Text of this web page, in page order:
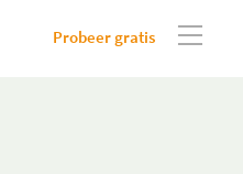
Probeer gratis